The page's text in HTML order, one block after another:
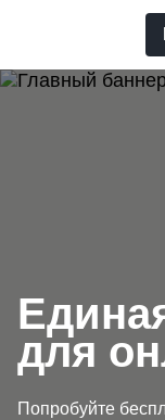
для
Попробуйте